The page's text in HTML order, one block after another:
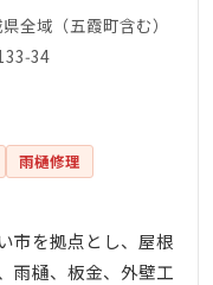
全域（五霞町含む）
雨樋修理
市を拠点とし、屋根
雨樋、板金、外壁工